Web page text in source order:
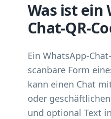
Was ist ein
Chat-QR-
Ein WhatsApp-
scanbare Form
kann einen Chat
oder
und optional Text